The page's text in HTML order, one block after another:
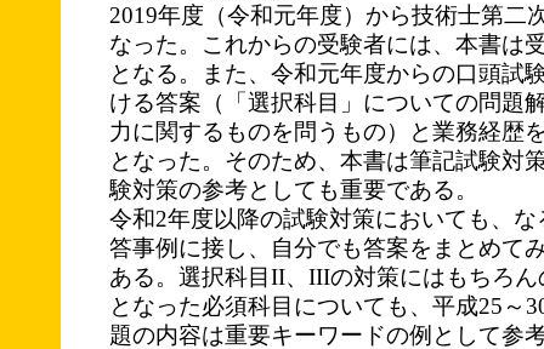
2019年度（令和元年度）から技術士第二
なった。これからの受験者には、本書は
となる。また、令和元年度からの口頭試
ける答案（「選択科目」についての問題
力に関するものを問うもの）と業務経歴
となった。そのため、本書は筆記試験対
験対策の参考としても重要である。
令和2年度以降の試験対策においても、
答事例に接し、自分でも答案をまとめて
ある。選択科目II、IIIの対策にはもちろ
となった必須科目についても、平成25～
題の内容は重要キーワードの例として参